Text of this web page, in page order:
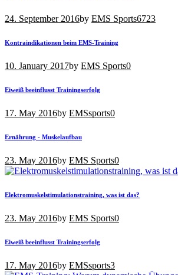
24. September 2016by EMS Sports6723
Kontraindikationen beim EMS-Training
10. January 2017by EMS Sports0
Eiweiß beeinflusst Trainingserfolg
17. May 2016by EMSsports0
Ernährung - Muskelaufbau
23. May 2016by EMS Sports0
Elektromuskelstimulationstraining, was ist das?
23. May 2016by EMS Sports0
Eiweiß beeinflusst Trainingserfolg
17. May 2016by EMSsports3